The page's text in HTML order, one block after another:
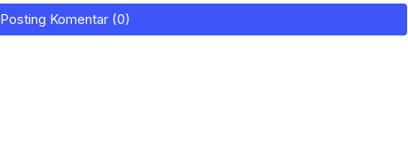
Posting Komentar (0)